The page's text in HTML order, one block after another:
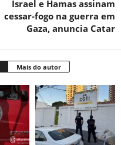
Israel e Hamas assinam
cessar-fogo na guerra em
Gaza, anuncia Catar
Mais do autor